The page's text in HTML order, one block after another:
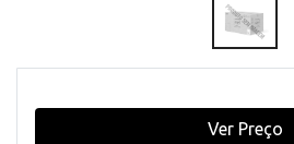
Ver Preço